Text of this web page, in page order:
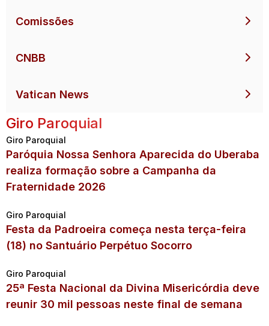
Comissões
CNBB
Vatican News
Giro Paroquial
Giro Paroquial
Paróquia Nossa Senhora Aparecida do Uberaba
realiza formação sobre a Campanha da
Fraternidade 2026
Giro Paroquial
Festa da Padroeira começa nesta terça-feira
(18) no Santuário Perpétuo Socorro
Giro Paroquial
25ª Festa Nacional da Divina Misericórdia deve
reunir 30 mil pessoas neste final de semana